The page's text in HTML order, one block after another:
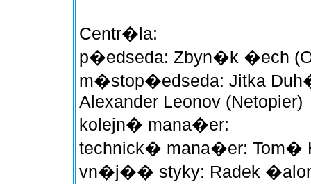
Centr�la:
p�edseda: Zbyn�k �ech
m�stop�edseda: Jitka
Alexander Leonov (Netopier)
kolejn� mana�er:
technick� mana�er: Tom�
vn�j�� styky: Radek